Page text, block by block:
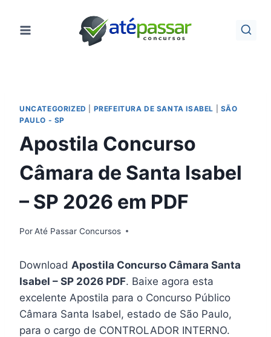
para
UNCATEGORIZED PREFEITURA DE SANTA ISABEL
SÃO
PAULO - SP
Apostila Concurso
Câmara de Santa Isabel
– SP 2026 em PDF
PorAté Passar Concursos
Download Apostila Concurso Câmara Santa
Isabel – SP 2026 PDF. Baixe agora esta
excelente Apostila para o Concurso Público
Câmara Santa Isabel, estado de São Paulo,
para o cargo de CONTROLADOR INTERNO.